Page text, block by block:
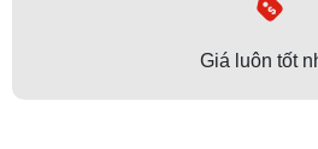
Giá luôn tốt